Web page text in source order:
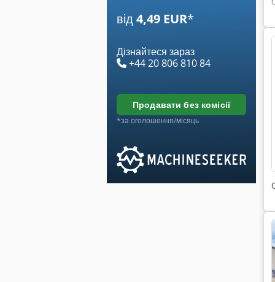
від4,49 EUR*
Дізнайтеся зараз
+44 20 806 810 84
продавати без комісії
*за оголошення/місяць